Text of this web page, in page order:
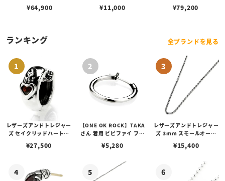
¥64,900 ¥11,000 ¥79,200
ランキング 全ブランドを見る
レザーズアンドトレジャー
ズ セイクリッドハートピ
¥27,500
【ONE OK ROCK】TAKA
さん 着用 ビビファイ フー
¥5,280
レザーズアンドトレジャー
ズ 3mm スモールオーバ
ブスタークラスプ＆LTロ
¥15,400